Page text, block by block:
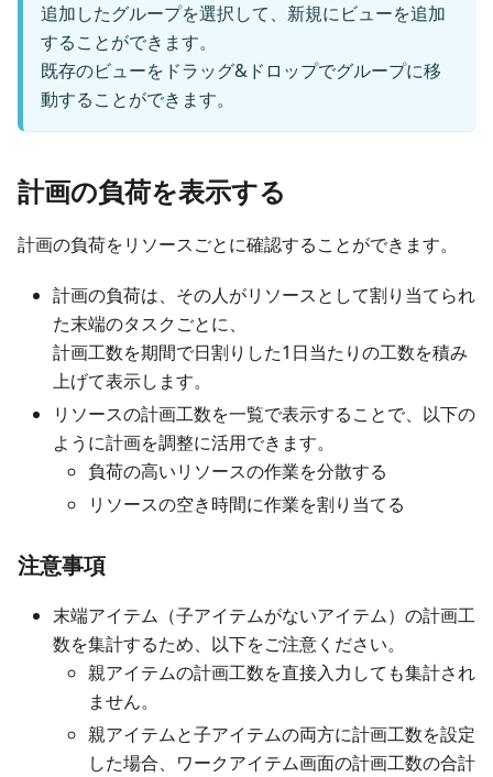
追加したグループを選択して、新規にビューを追加
することができます。
既存のビューをドラッグ&ドロップでグループに移
動することができます。
計画の負荷を表示する
計画の負荷をリソースごとに確認することができます。
計画の負荷は、その人がリソースとして割り当てられ
た末端のタスクごとに、
計画工数を期間で日割りした1日当たりの工数を積み
上げて表示します。
リソースの計画工数を一覧で表示することで、以下の
ように計画を調整に活用できます。
負荷の高いリソースの作業を分散する
リソースの空き時間に作業を割り当てる
注意事項
末端アイテム（子アイテムがないアイテム）の計画工
数を集計するため、以下をご注意ください。
親アイテムの計画工数を直接入力しても集計され
ません。
親アイテムと子アイテムの両方に計画工数を設定
した場合、ワークアイテム画面の計画工数の合計